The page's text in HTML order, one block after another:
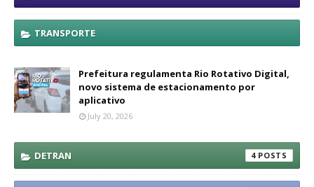
TRANSPORTE
Prefeitura regulamenta Rio Rotativo Digital,
novo sistema de estacionamento por
aplicativo
July 20, 2026
DETRAN 4